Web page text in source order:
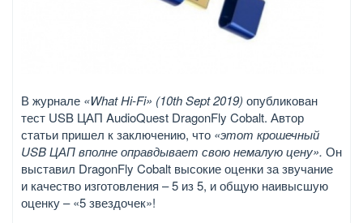
В журнале «What Hi-Fi» (10th Sept 2019) опубликован
тест USB ЦАП AudioQuest DragonFly Cobalt. Автор
статьи пришел к заключению, что «этот крошечный
USB ЦАП вполне оправдывает свою немалую цену». Он
выставил DragonFly Cobalt высокие оценки за звучание
и качество изготовления – 5 из 5, и общую наивысшую
оценку – «5 звездочек»!